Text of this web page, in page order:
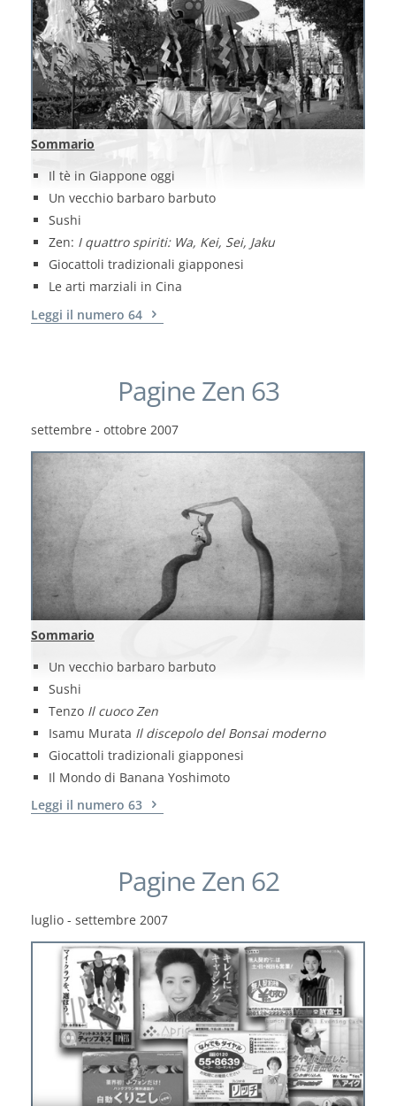
Sommario
Il tè in Giappone oggi
Un vecchio barbaro barbuto
Sushi
Zen: I quattro spiriti: Wa, Kei, Sei, Jaku
Giocattoli tradizionali giapponesi
Le arti marziali in Cina
Leggi il numero 64
Pagine Zen 63
settembre - ottobre 2007
Sommario
Un vecchio barbaro barbuto
Sushi
Tenzo Il cuoco Zen
Isamu Murata Il discepolo del Bonsai moderno
Giocattoli tradizionali giapponesi
Il Mondo di Banana Yoshimoto
Leggi il numero 63
Pagine Zen 62
luglio - settembre 2007